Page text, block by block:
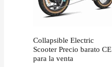
Collapsible Electric
Scooter Precio barato CE
para la venta